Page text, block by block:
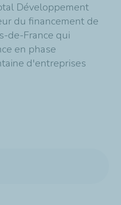
Développement
du financement de
de-France qui
en phase
d'entreprises